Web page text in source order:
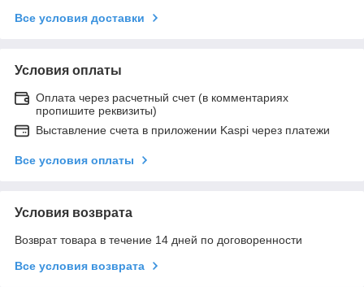
Все условия доставки
Условия оплаты
Оплата через расчетный счет (в комментариях
пропишите реквизиты)
Выставление счета в приложении Kaspi через платежи
Все условия оплаты
Условия возврата
Возврат товара в течение 14 дней по договоренности
Все условия возврата